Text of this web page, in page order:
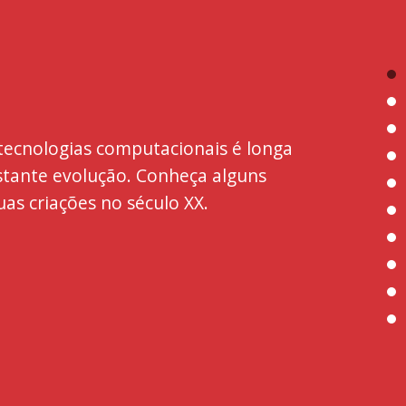
computacionais é longa
evolução. Conheça alguns
criações no século XX.
computacionais é longa
evolução. Conheça alguns
criações no século XX.